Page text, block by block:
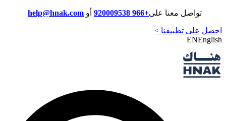
تواصل معنا على+966 920009538 أو help@hnak.com
احصل على تطبيقنا >
ENEnglish